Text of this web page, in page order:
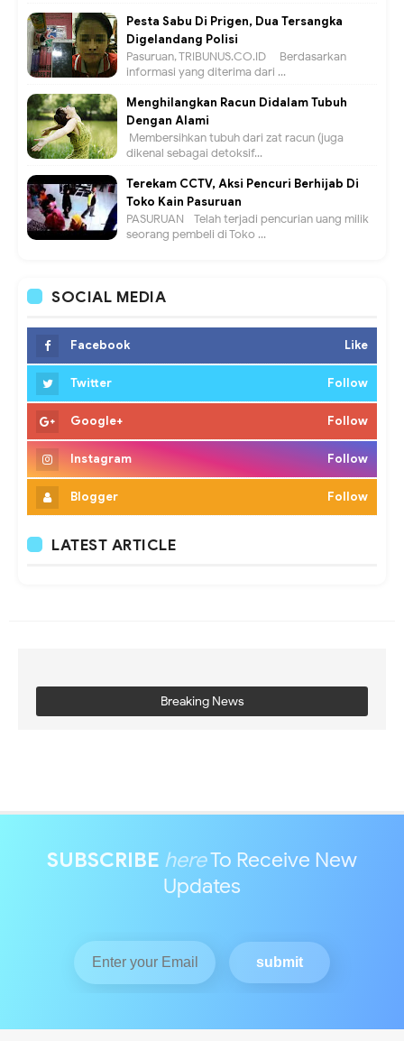
Pesta Sabu Di Prigen, Dua Tersangka
Digelandang Polisi
Pasuruan, TRIBUNUS.CO.ID - Berdasarkan
informasi yang diterima dari ...
Menghilangkan Racun Didalam Tubuh
Dengan Alami
Membersihkan tubuh dari zat racun (juga
dikenal sebagai detoksif...
Terekam CCTV, Aksi Pencuri Berhijab Di
Toko Kain Pasuruan
PASURUAN - Telah terjadi pencurian uang milik
seorang pembeli di Toko ...
SOCIAL MEDIA
Facebook Like
Twitter Follow
Google+ Follow
Instagram Follow
Blogger Follow
LATEST ARTICLE
Breaking News
SUBSCRIBE hereTo Receive New
Updates